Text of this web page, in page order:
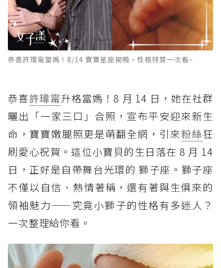
恭喜許瑋甯當媽！8/14 寶寶星座揭曉，性格特質一次看~
恭喜許瑋甯升格當媽！8 月 14 日，她在社群
曬出「一家三口」合照，宣布平安迎來新生
命，寶寶嫩腿照更是萌翻全網，引來粉絲狂
刷愛心祝賀。這位小寶貝的生日落在 8 月 14
日，正好是自帶舞台光環的 獅子座。獅子座
不僅以自信、熱情著稱，還有著與生俱來的
領袖魅力——究竟小獅子的性格有多迷人？
一次整理給你看。